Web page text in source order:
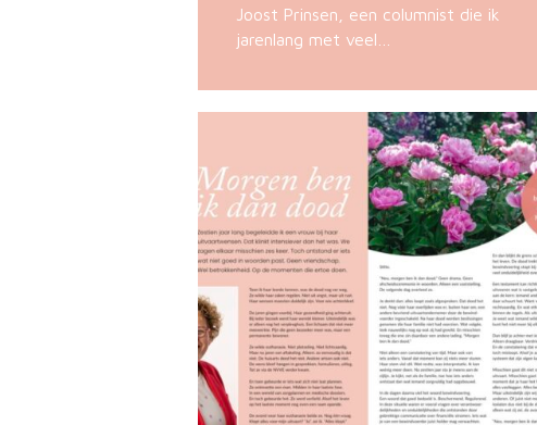
Joost Prinsen, een columnist die ik
jarenlang met veel…